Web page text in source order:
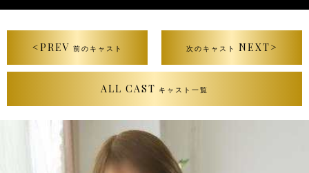
<PREV 前のキャスト
ALL CAST キャスト一覧
次のキャスト NEXT>